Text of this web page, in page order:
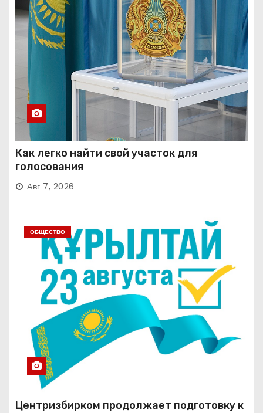
Как легко найти свой участок для
голосования
Авг 7, 2026
ОБЩЕСТВО
Центризбирком продолжает подготовку к